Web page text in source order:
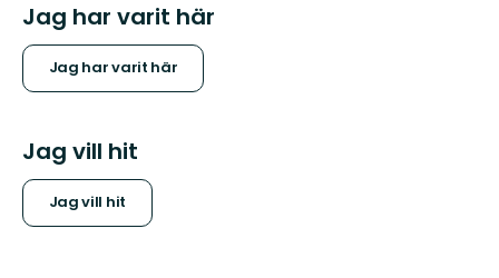
Jag har varit här
Jag har varit här
Jag vill hit
Jag vill hit